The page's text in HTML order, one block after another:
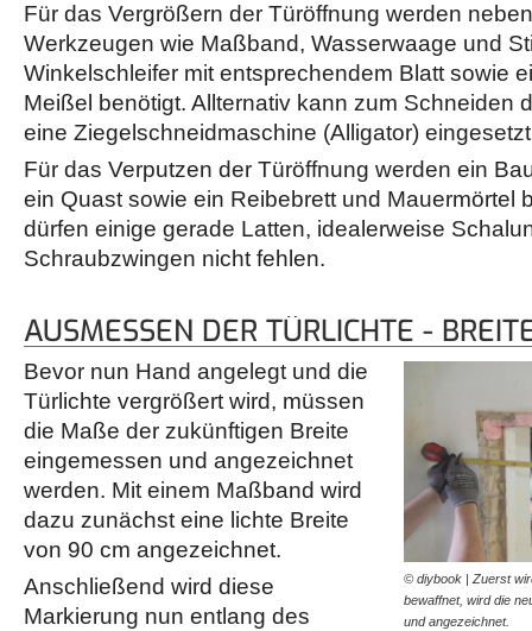
Für das Vergrößern der Türöffnung werden
Werkzeugen wie Maßband, Wasserwaage und
Winkelschleifer mit entsprechendem Blatt sowie
Meißel benötigt. Allternativ kann zum Schneiden
eine Ziegelschneidmaschine (Alligator)
Für das Verputzen der Türöffnung werden ein
ein Quast sowie ein Reibebrett und Mauermörtel
dürfen einige gerade Latten, idealerweise
Schraubzwingen nicht fehlen.
AUSMESSEN DER TÜRLICHTE -
© diybook | Zuerst
bewaffnet, wird die
und angezeichnet.
Bevor nun Hand angelegt und die
Türlichte vergrößert wird, müssen
die Maße der zukünftigen Breite
eingemessen und angezeichnet
werden. Mit einem Maßband wird
dazu zunächst eine lichte Breite
von 90 cm angezeichnet.
Anschließend wird diese
Markierung nun entlang des